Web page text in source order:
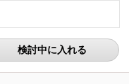
検討中に入れる